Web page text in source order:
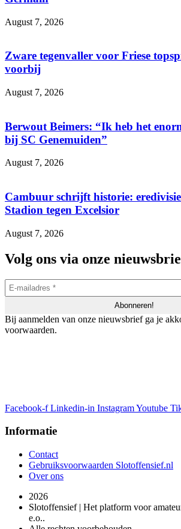
August 7, 2026
Zware tegenvaller voor Friese
voorbij
August 7, 2026
Berwout Beimers: “Ik heb het
bij SC Genemuiden”
August 7, 2026
Cambuur schrijft historie:
Stadion tegen Excelsior
August 7, 2026
Volg ons via onze
Bij aanmelden van onze nieuwsbrief ga je
voorwaarden.
Facebook-f Linkedin-in InstagramYoutube
Informatie
Contact
Gebruiksvoorwaarden Slotoffensief.nl
Over ons
2026
Slotoffensief | Het platform voor
e.o..